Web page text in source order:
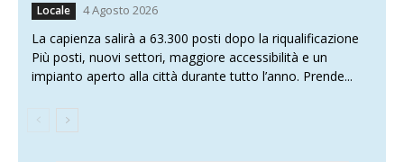
Locale 4 Agosto 2026
La capienza salirà a 63.300 posti dopo la riqualificazione
Più posti, nuovi settori, maggiore accessibilità e un
impianto aperto alla città durante tutto l’anno. Prende...